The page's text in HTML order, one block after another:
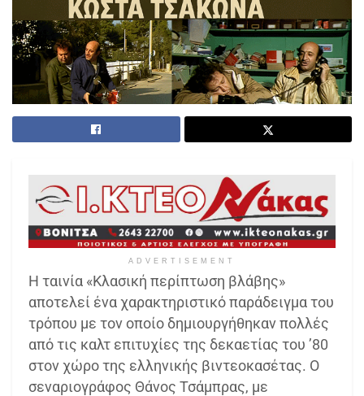
ADVERTISEMENT
Η ταινία «Κλασική περίπτωση βλάβης»
αποτελεί ένα χαρακτηριστικό παράδειγμα του
τρόπου με τον οποίο δημιουργήθηκαν πολλές
από τις καλτ επιτυχίες της δεκαετίας του ’80
στον χώρο της ελληνικής βιντεοκασέτας. Ο
σεναριογράφος Θάνος Τσάμπρας, με